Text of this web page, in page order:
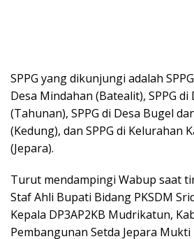
SPPG yang dikunjungi adalah
Desa Mindahan (Batealit), SPPG di
(Tahunan), SPPG di Desa Bugel
(Kedung), dan SPPG di Kelurahan
(Jepara).
Turut mendampingi Wabup saat
Staf Ahli Bupati Bidang PKSDM
Kepala DP3AP2KB Mudrikatun,
Pembangunan Setda Jepara